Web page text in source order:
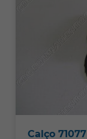
Calço 71077